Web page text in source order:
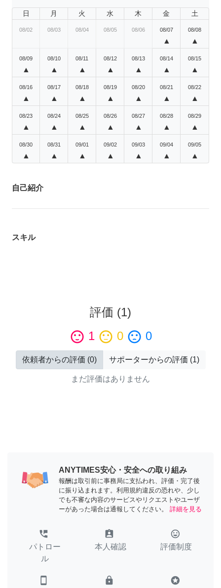
日 月 火 水 木 金 土
08/02 08/03 08/04 08/05 08/06 08/07
▲
08/08
▲
08/09
▲
08/10
▲
08/11
▲
08/12
▲
08/13
▲
08/14
▲
08/15
▲
08/16
▲
08/17
▲
08/18
▲
08/19
▲
08/20
▲
08/21
▲
08/22
▲
08/23
▲
08/24
▲
08/25
▲
08/26
▲
08/27
▲
08/28
▲
08/29
▲
08/30
▲
08/31
▲
09/01
▲
09/02
▲
09/03
▲
09/04
▲
09/05
▲
自己紹介
スキル
評価 (1)
sentiment_satisfied 1 sentiment_neutral 0 sentiment_dissatisfied 0
依頼者からの評価 (0) サポーターからの評価 (1)
まだ評価はありません
ANYTIMES安心・安全への取り組み
報酬は取引前に事務局に支払われ、評価・完了後
に振り込まれます。利用規約違反の恐れや、少し
でも不審な内容のサービスやリクエストやユーザ
ーがあった場合は通報してください。
詳細を見る
perm_phone_msg
パトロー
ル
assignment_ind
本人確認
tag_faces
評価制度
smartphone lock stars